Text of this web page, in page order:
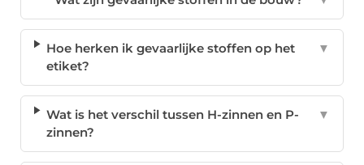
Hoe herken ik gevaarlijke stoffen op het
etiket?
▼
Wat is het verschil tussen H-zinnen en P-
zinnen?
▼